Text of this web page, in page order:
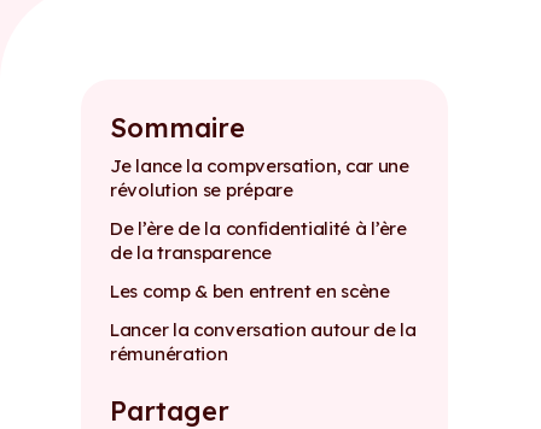
Sommaire
Je lance la compversation, car une
révolution se prépare
De l’ère de la confidentialité à l’ère
de la transparence
Les comp & ben entrent en scène
Lancer la conversation autour de la
rémunération
Partager